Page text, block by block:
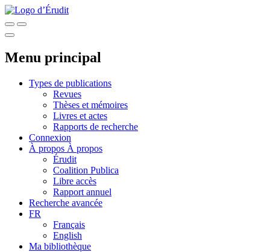
Menu principal
Types de publications
Revues
Thèses et mémoires
Livres et actes
Rapports de recherche
Connexion
À propos À propos
Érudit
Coalition Publica
Libre accès
Rapport annuel
Recherche avancée
FR
Français
English
Ma bibliothèque